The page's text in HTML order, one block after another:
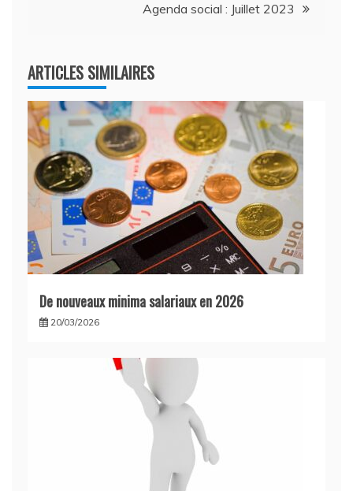
Agenda social : Juillet 2023
ARTICLES SIMILAIRES
De nouveaux minima salariaux en 2026
20/03/2026